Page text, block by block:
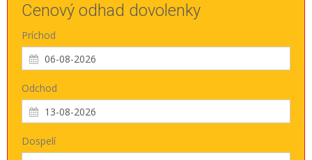
Cenový odhad dovolenky
Príchod
Odchod
Dospelí